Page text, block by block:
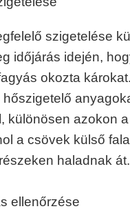
szigetelése
időjárás idején,
okozta károkat.
különösen azokon a
a csövek külső
haladnak át.
ellenőrzése